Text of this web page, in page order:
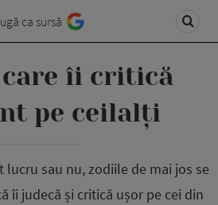
ca sursă
îi critică
pe ceilalți
lucru sau nu, zodiile de mai jos se
îi judecă și critică ușor pe cei din